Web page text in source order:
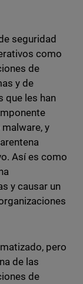
seguridad
como
de
y de
que les han
y
Así es como
y causar un
pero
de las
de